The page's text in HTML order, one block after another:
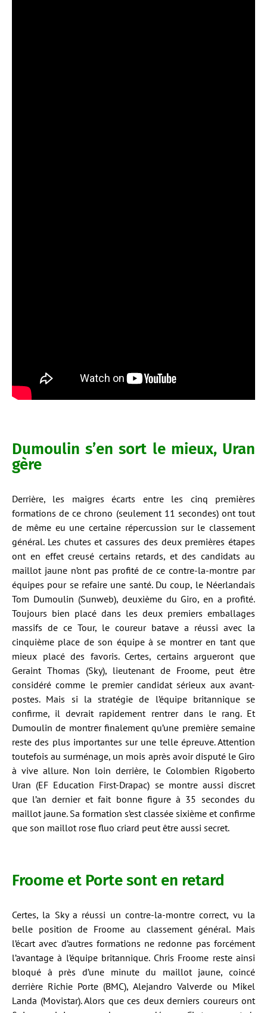
Dumoulin s’en sort le mieux, Uran
gère
Derrière, les maigres écarts entre les cinq premières
formations de ce chrono (seulement 11 secondes) ont tout
de même eu une certaine répercussion sur le classement
général. Les chutes et cassures des deux premières étapes
ont en effet creusé certains retards, et des candidats au
maillot jaune n’ont pas profité de ce contre-la-montre par
équipes pour se refaire une santé. Du coup, le Néerlandais
Tom Dumoulin (Sunweb), deuxième du Giro, en a profité.
Toujours bien placé dans les deux premiers emballages
massifs de ce Tour, le coureur batave a réussi avec la
cinquième place de son équipe à se montrer en tant que
mieux placé des favoris. Certes, certains argueront que
Geraint Thomas (Sky), lieutenant de Froome, peut être
considéré comme le premier candidat sérieux aux avant-
postes. Mais si la stratégie de l’équipe britannique se
confirme, il devrait rapidement rentrer dans le rang. Et
Dumoulin de montrer finalement qu’une première semaine
reste des plus importantes sur une telle épreuve. Attention
toutefois au surménage, un mois après avoir disputé le Giro
à vive allure. Non loin derrière, le Colombien Rigoberto
Uran (EF Education First-Drapac) se montre aussi discret
que l’an dernier et fait bonne figure à 35 secondes du
maillot jaune. Sa formation s’est classée sixième et confirme
que son maillot rose fluo criard peut être aussi secret.
Froome et Porte sont en retard
Certes, la Sky a réussi un contre-la-montre correct, vu la
belle position de Froome au classement général. Mais
l’écart avec d’autres formations ne redonne pas forcément
l’avantage à l’équipe britannique. Chris Froome reste ainsi
bloqué à près d’une minute du maillot jaune, coincé
derrière Richie Porte (BMC), Alejandro Valverde ou Mikel
Landa (Movistar). Alors que ces deux derniers coureurs ont